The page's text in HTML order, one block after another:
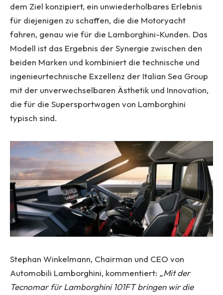
dem Ziel konzipiert, ein unwiederholbares Erlebnis
für diejenigen zu schaffen, die die Motoryacht
fahren, genau wie für die Lamborghini-Kunden. Das
Modell ist das Ergebnis der Synergie zwischen den
beiden Marken und kombiniert die technische und
ingenieurtechnische Exzellenz der Italian Sea Group
mit der unverwechselbaren Ästhetik und Innovation,
die für die Supersportwagen von Lamborghini
typisch sind.
Stephan Winkelmann, Chairman und CEO von
Automobili Lamborghini, kommentiert: „Mit der
Tecnomar für Lamborghini 101FT bringen wir die